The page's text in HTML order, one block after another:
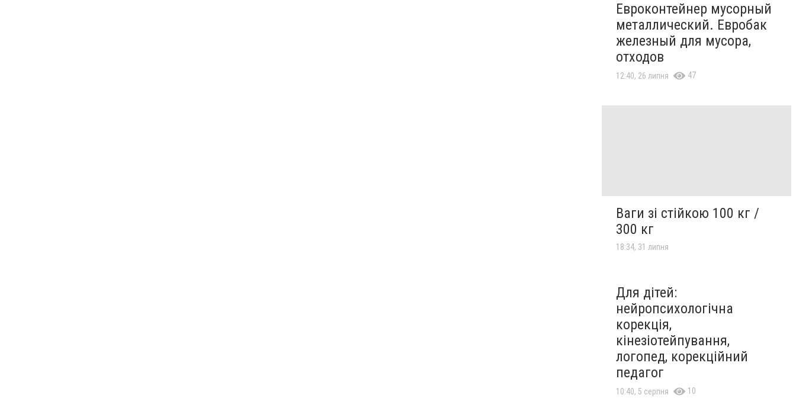
Евроконтейнер мусорный
металлический. Евробак
железный для мусора,
отходов
12:40, 26 липня 47
Ваги зі стійкою 100 кг /
300 кг
18:34, 31 липня
Для дітей:
нейропсихологічна
корекція,
кінезіотейпування,
логопед, корекційний
педагог
10:40, 5 серпня 10